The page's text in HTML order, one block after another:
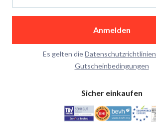
Anmelden
Es gelten dieDatenschutzrichtlinien
Gutscheinbedingungen
Sicher einkaufen